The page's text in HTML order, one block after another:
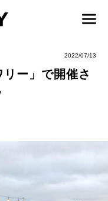
2022/07/13
ー」で開催さ